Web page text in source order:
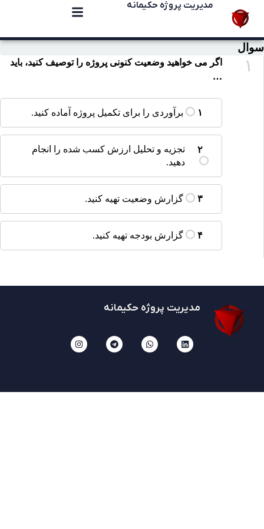
مدیریت پروژه حکیمانه
سوال
۱
اگر می خواهید وضعیت کنونی پروژه را توصیف کنید، باید
…
۱ برآوردی را برای تکمیل پروژه آماده کنید.
۲
تجزیه و تحلیل ارزش کسب شده را انجام
دهید.
۳ گزارش وضعیت تهیه کنید.
۴ گزارش بودجه تهیه کنید.
مدیریت پروژه حکیمانه